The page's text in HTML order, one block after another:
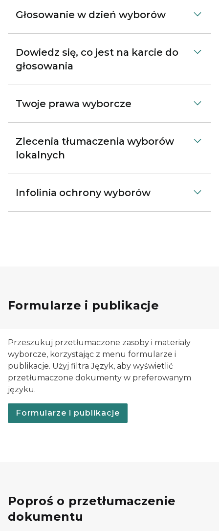
Głosowanie w dzień wyborów
Dowiedz się, co jest na karcie do
głosowania
Twoje prawa wyborcze
Zlecenia tłumaczenia wyborów
lokalnych
Infolinia ochrony wyborów
Formularze i publikacje
Przeszukuj przetłumaczone zasoby i materiały
wyborcze, korzystając z menu formularze i
publikacje. Użyj filtra Język, aby wyświetlić
przetłumaczone dokumenty w preferowanym
języku.
Formularze i publikacje
Poproś o przetłumaczenie
dokumentu